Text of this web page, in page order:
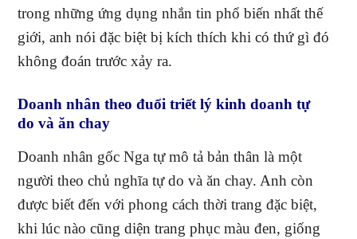
trong những ứng dụng nhắn tin phổ biến nhất thế
giới, anh nói đặc biệt bị kích thích khi có thứ gì đó
không đoán trước xảy ra.
Doanh nhân theo đuổi triết lý kinh doanh tự
dovà ăn chay
Doanh nhân gốc Nga tự mô tả bản thân là một
người theo chủ nghĩa tự do và ăn chay. Anh còn
được biết đến với phong cách thời trang đặc biệt,
khi lúc nào cũng diện trang phục màu đen, giống